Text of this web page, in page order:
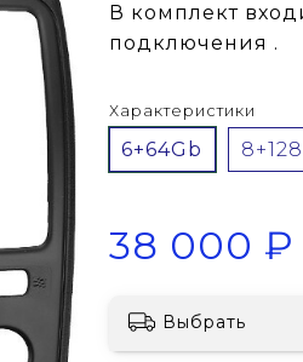
В комплект
подключения .
Характеристики
6+64Gb
38 000 ₽
Выбрать